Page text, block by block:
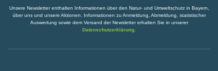
Unsere Newsletter enthalten Informationen über den Natur- und Umweltschutz in Bayern,
über uns und unsere Aktionen. Informationen zu Anmeldung, Abmeldung, statistischer
Auswertung sowie dem Versand der Newsletter erhalten Sie in unserer
Datenschutzerklärung